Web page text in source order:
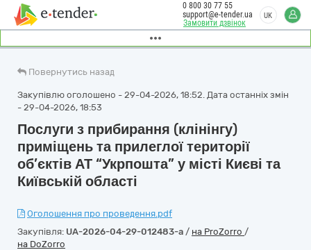
Замовити дзвінок
0 800 30 77 55
support@e-tender.ua
UK
Повернутись назад
Закупівлю оголошено - 29-04-2026, 18:52. Дата останніх змін
- 29-04-2026, 18:53
Послуги з прибирання (клінінгу)
приміщень та прилеглої території
об’єктів АТ “Укрпошта” у місті Києві та
Київській області
Оголошення про проведення.pdf
Закупівля: UA-2026-04-29-012483-a / на ProZorro /
на DoZorro